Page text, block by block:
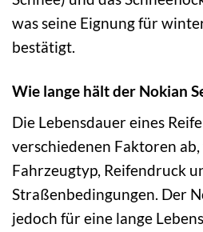
was seine Eignung für
bestätigt.
Wie lange hält der Nokian
Die Lebensdauer eines
verschiedenen Faktoren ab,
Fahrzeugtyp, Reifendruck
Straßenbedingungen. Der
jedoch für eine lange